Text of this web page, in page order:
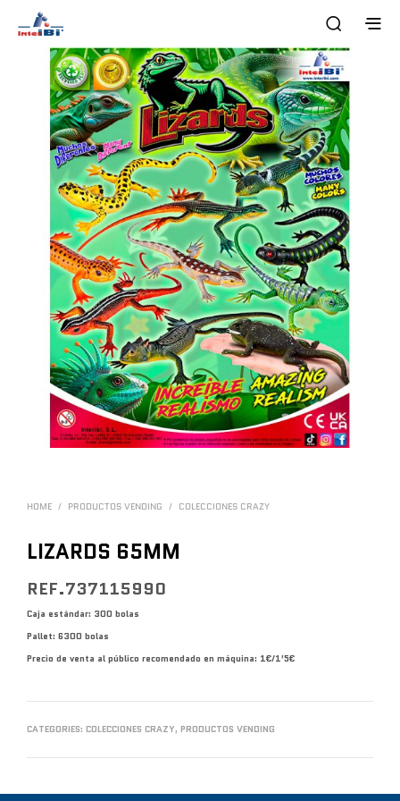
HOME / PRODUCTOS VENDING / COLECCIONES CRAZY
LIZARDS 65MM
REF.737115990
Caja estándar: 300 bolas
Pallet: 6300 bolas
Precio de venta al público recomendado en máquina: 1€/1’5€
CATEGORIES: COLECCIONES CRAZY, PRODUCTOS VENDING